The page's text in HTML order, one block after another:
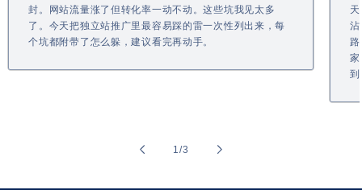
封。网站流量涨了但转化率一动不动。这些坑我见太多
了。今天把独立站推广里最容易踩的雷一次性列出来，每
个坑都附带了怎么躲，建议看完再动手。
沾
路
家
到
1/of
3